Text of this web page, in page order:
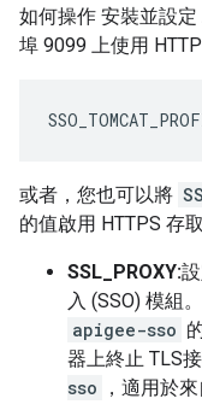
如何操作 安裝並設
埠 9099 上使用
或者，您也可以將
的值啟用 HTTPS 存取
SSL_PROXY:
入 (SSO) 模組
apigee-sso
器上終止 TLS
sso
，適用於